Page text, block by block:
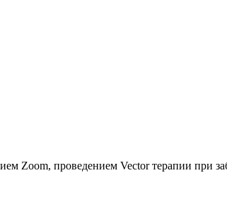
Zoom, проведением Vector терапии при